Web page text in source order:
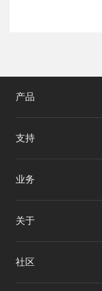
产品
支持
业务
关于
社区